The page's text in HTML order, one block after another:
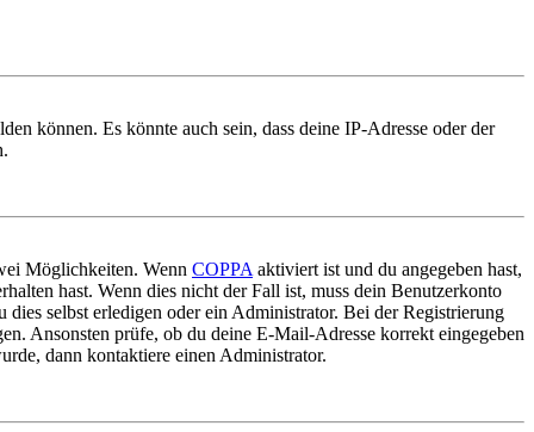
können. Es könnte auch sein, dass deine IP-Adresse oder der
Möglichkeiten. Wenn COPPA aktiviert ist und du angegeben hast,
hast. Wenn dies nicht der Fall ist, muss dein Benutzerkonto
selbst erledigen oder ein Administrator. Bei der Registrierung
Ansonsten prüfe, ob du deine E-Mail-Adresse korrekt eingegeben
dann kontaktiere einen Administrator.